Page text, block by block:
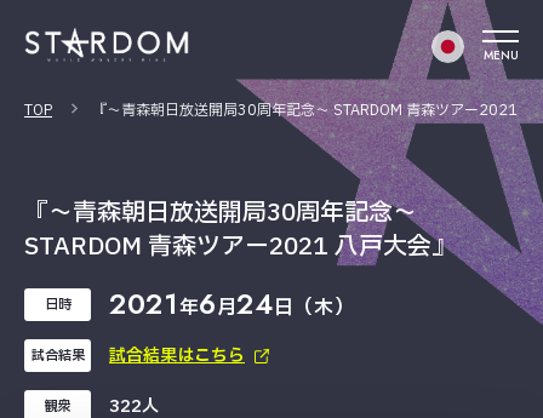
MENU
TOP 『～青森朝日放送開局30周年記念～ STARDOM 青森ツアー2021 八
『～青森朝日放送開局30周年記念～
STARDOM 青森ツアー2021 八戸大会』
日時 2021年6月24日（木）
試合結果 試合結果はこちら
観衆 322人